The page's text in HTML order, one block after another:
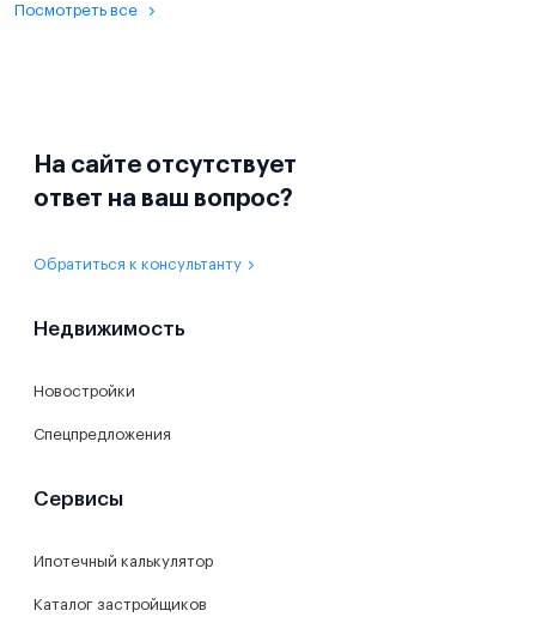
Посмотреть все
На сайте отсутствует
ответ на ваш вопрос?
Обратиться к консультанту
Недвижимость
Новостройки
Спецпредложения
Сервисы
Ипотечный калькулятор
Каталог застройщиков